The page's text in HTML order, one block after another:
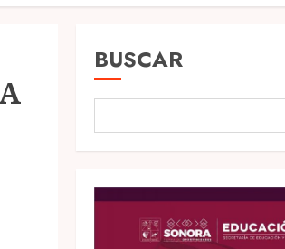
BUSCAR